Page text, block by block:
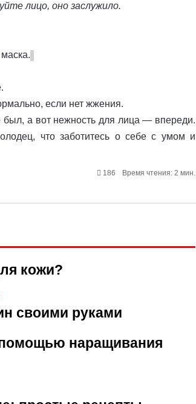
лицо, оно заслужило.
если нет жжения.
был, а вот нежность для лица — впереди.
что заботитесь о себе с умом и
186 Время чтения: 2 мин.
кожи?
своими руками
помощью наращивания